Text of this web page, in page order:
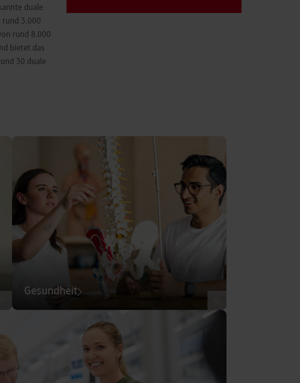
duale
rund 3.000
rund 8.000
bietet das
30 duale
Gesundheit